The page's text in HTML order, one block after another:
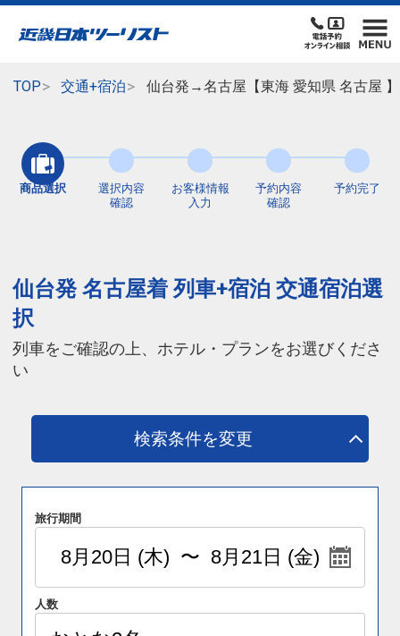
TOP 交通+宿泊 仙台発→名古屋【東海 愛知県 名古屋
商品選択
選択内容
確認
お客様情報
入力
予約内容
確認
予約完了
仙台発 名古屋着 列車+宿泊 交通宿泊選
択
列車をご確認の上、ホテル・プランをお選びくださ
い
検索条件を変更
旅行期間
人数